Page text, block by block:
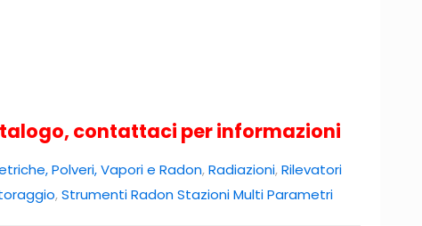
contattaci per informazioni
Polveri, Vapori e Radon,Radiazioni,Rilevatori
,Strumenti Radon Stazioni Multi Parametri